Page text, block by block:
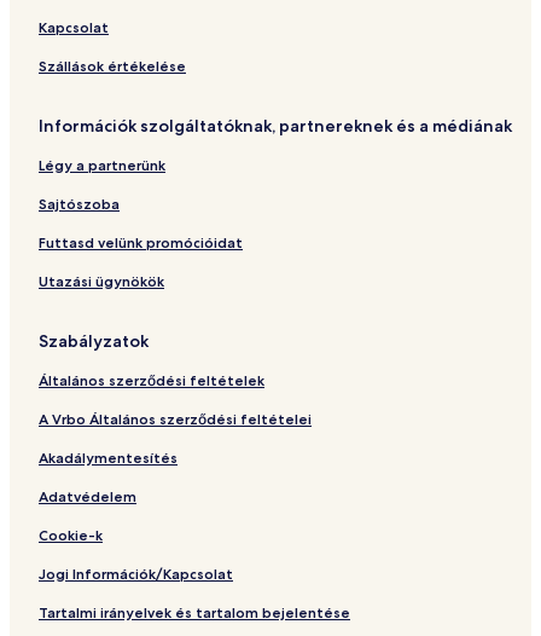
Kapcsolat
Szállások értékelése
Információk szolgáltatóknak, partnereknek és a médiának
Légy a partnerünk
Sajtószoba
Futtasd velünk promócióidat
Utazási ügynökök
Szabályzatok
Általános szerződési feltételek
A Vrbo Általános szerződési feltételei
Akadálymentesítés
Adatvédelem
Cookie-k
Jogi Információk/Kapcsolat
Tartalmi irányelvek és tartalom bejelentése